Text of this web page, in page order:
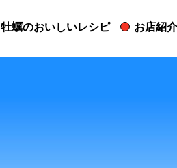
牡蠣のおいしいレシピ お店紹介